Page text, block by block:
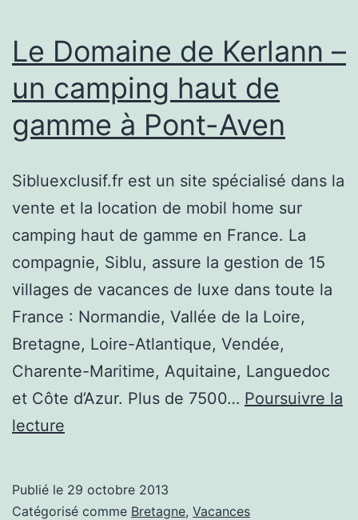
Le Domaine de Kerlann –
un camping haut de
gamme à Pont-Aven
Sibluexclusif.fr est un site spécialisé dans la
vente et la location de mobil home sur
camping haut de gamme en France. La
compagnie, Siblu, assure la gestion de 15
villages de vacances de luxe dans toute la
France : Normandie, Vallée de la Loire,
Bretagne, Loire-Atlantique, Vendée,
Charente-Maritime, Aquitaine, Languedoc
et Côte d’Azur. Plus de 7500… Poursuivre la
lecture
Kerlann
Publié le 29 octobre 2013
Catégorisé comme Bretagne, Vacances